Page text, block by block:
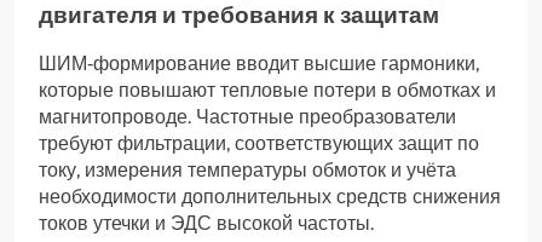
двигателя и требования к защитам
ШИМ‑формирование вводит высшие гармоники,
которые повышают тепловые потери в обмотках и
магнитопроводе. Частотные преобразователи
требуют фильтрации, соответствующих защит по
току, измерения температуры обмоток и учёта
необходимости дополнительных средств снижения
токов утечки и ЭДС высокой частоты.